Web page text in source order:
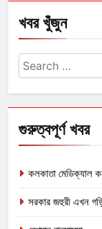
খবর খুঁজুন
Search
for:
গুরুত্বপূর্ণ খবর
কলকাতা মেডিক্যাল
সরকার জহুরী এখন